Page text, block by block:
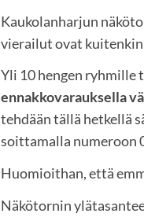
Kaukolanharjun
vierailut ovat
Yli 10 hengen ryhmille
ennakkovarauksella
tehdään tällä hetkellä
soittamalla numeroon
Huomioithan, että
Näkötornin